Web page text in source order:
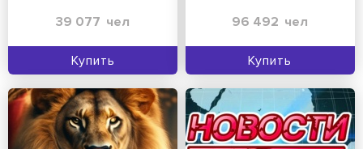
39 077 чел
Купить
96 492 чел
Купить